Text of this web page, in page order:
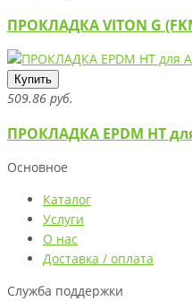
ПРОКЛАДКА VITON G
Купить
509.86 руб.
ПРОКЛАДКА EPDM HT
Основное
Каталог
Услуги
О нас
Доставка / оплата
Служба поддержки